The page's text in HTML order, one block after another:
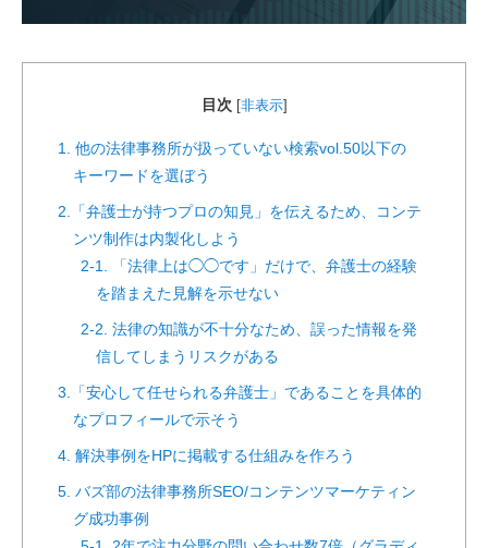
目次 非表示]
1. 他の法律事務所が扱っていない検索vol.50以下の
キーワードを選ぼう
2.「弁護士が持つプロの知見」を伝えるため、コンテ
ンツ制作は内製化しよう
2-1. 「法律上は◯◯です」だけで、弁護士の経験
を踏まえた見解を示せない
2-2. 法律の知識が不十分なため、誤った情報を発
信してしまうリスクがある
3.「安心して任せられる弁護士」であることを具体的
なプロフィールで示そう
4. 解決事例をHPに掲載する仕組みを作ろう
5. バズ部の法律事務所SEO/コンテンツマーケティン
グ成功事例